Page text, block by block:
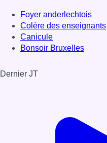
Foyer anderlechtois
Colère des enseignants
Canicule
Bonsoir Bruxelles
Dernier JT